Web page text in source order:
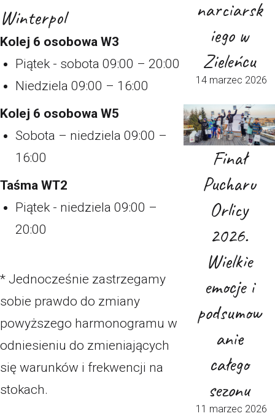
Winterpol
Kolej 6 osobowa W3
Piątek - sobota 09:00 – 20:00
Niedziela 09:00 – 16:00
Kolej 6 osobowa W5
Sobota – niedziela 09:00 –
16:00
Taśma WT2
Piątek - niedziela 09:00 –
20:00
* Jednocześnie zastrzegamy
sobie prawdo do zmiany
powyższego harmonogramu w
odniesieniu do zmieniających
się warunków i frekwencji na
stokach.
narciarsk
iego w
Zieleńcu
14 marzec 2026
Finał
Pucharu
Orlicy
2026.
Wielkie
emocje i
podsumow
anie
całego
sezonu
11 marzec 2026